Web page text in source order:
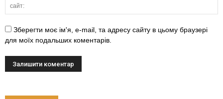
Зберегти моє ім'я, e-mail, та адресу сайту в цьому браузері
для моїх подальших коментарів.